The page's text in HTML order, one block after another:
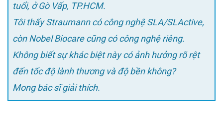
tuổi, ở Gò Vấp, TP.HCM.
Tôi thấy Straumann có công nghệ SLA/SLActive,
còn Nobel Biocare cũng có công nghệ riêng.
Không biết sự khác biệt này có ảnh hưởng rõ rệt
đến tốc độ lành thương và độ bền không?
Mong bác sĩ giải thích.